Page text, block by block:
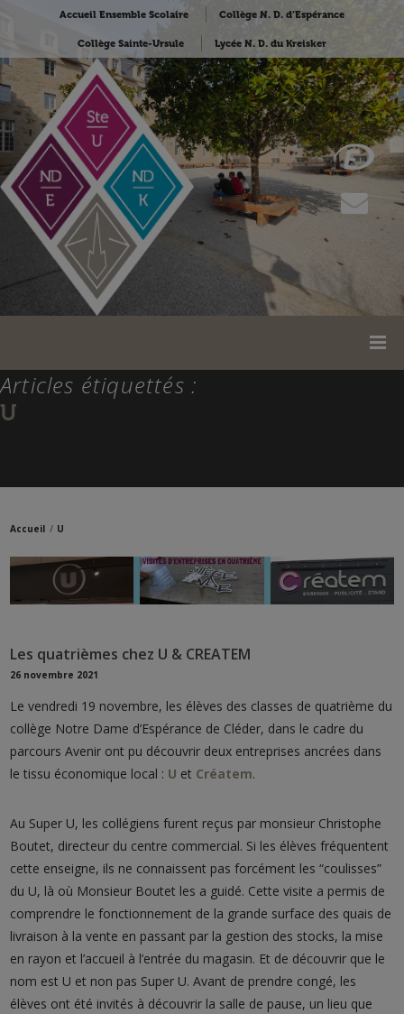
Accueil Ensemble Scolaire Collège N. D. d’Espérance
Collège Sainte-Ursule Lycée N. D. du Kreisker
Articles étiquettés :
U
Accueil U
Les quatrièmes chez U & CREATEM
26 novembre 2021
Le vendredi 19 novembre, les élèves des classes de quatrième du
collège Notre Dame d’Espérance de Cléder, dans le cadre du
parcours Avenir ont pu découvrir deux entreprises ancrées dans
le tissu économique local : U et Créatem.
Au Super U, les collégiens furent reçus par monsieur Christophe
Boutet, directeur du centre commercial. Si les élèves fréquentent
cette enseigne, ils ne connaissent pas forcément les “coulisses”
du U, là où Monsieur Boutet les a guidé. Cette visite a permis de
comprendre le fonctionnement de la grande surface des quais de
livraison à la vente en passant par la gestion des stocks, la mise
en rayon et l’accueil à l’entrée du magasin. Et de découvrir que le
nom est U et non pas Super U. Avant de prendre congé, les
élèves ont été invités à découvrir la salle de pause, un lieu que